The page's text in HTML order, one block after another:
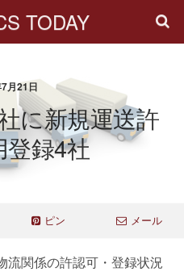
TODAY
月21日
に新規運送許
登録4社
ピン メール
流関係の許認可・登録状況